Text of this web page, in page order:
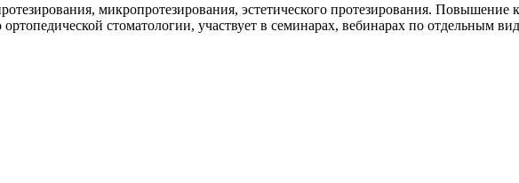
микропротезирования, эстетического протезирования.
стоматологии, участвует в семинарах, вебинарах по отдельным